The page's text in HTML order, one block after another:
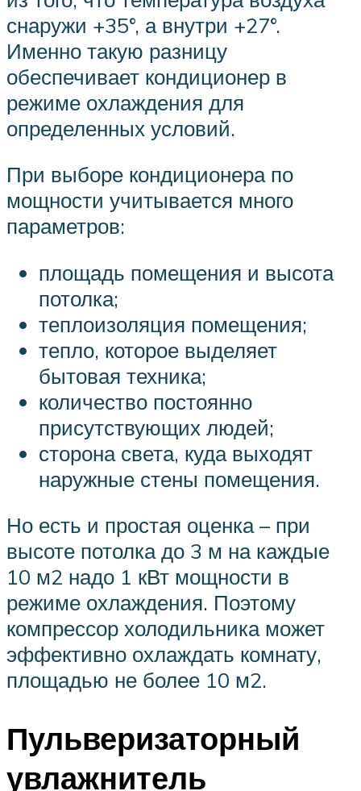
снаружи +35°, а внутри +27°.
Именно такую разницу
обеспечивает кондиционер в
режиме охлаждения для
определенных условий.
При выборе кондиционера по
мощности учитывается много
параметров:
площадь помещения и высота
потолка;
теплоизоляция помещения;
тепло, которое выделяет
бытовая техника;
количество постоянно
присутствующих людей;
сторона света, куда выходят
наружные стены помещения.
Но есть и простая оценка – при
высоте потолка до 3 м на каждые
10 м2 надо 1 кВт мощности в
режиме охлаждения. Поэтому
компрессор холодильника может
эффективно охлаждать комнату,
площадью не более 10 м2.
Пульверизаторный
увлажнитель